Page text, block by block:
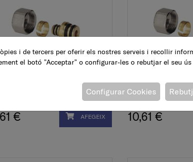
€ AFEGEIX
a tub
10,61 €
i de tercers per oferir els nostres serveis i recollir
el botó ”Acceptar” o configurar-les o rebutjar el seu
Configurar Cookies